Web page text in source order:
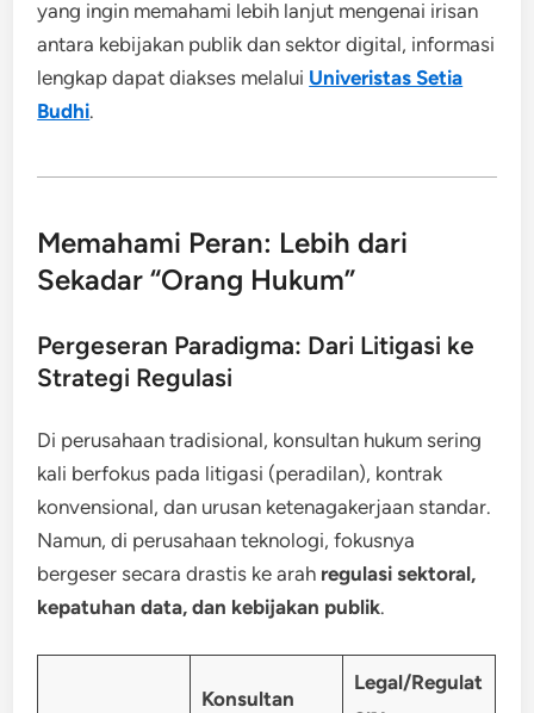
yang ingin memahami lebih lanjut mengenai irisan
antara kebijakan publik dan sektor digital, informasi
lengkap dapat diakses melalui Univeristas Setia
Budhi.
Memahami Peran: Lebih dari
Sekadar “Orang Hukum”
Pergeseran Paradigma: Dari Litigasi ke
Strategi Regulasi
Di perusahaan tradisional, konsultan hukum sering
kali berfokus pada litigasi (peradilan), kontrak
konvensional, dan urusan ketenagakerjaan standar.
Namun, di perusahaan teknologi, fokusnya
bergeser secara drastis ke arah regulasi sektoral,
kepatuhan data, dan kebijakan publik.
Konsultan
Legal/Regulat